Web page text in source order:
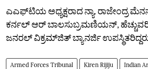
ಎಎಫ್‌ಟಿಯ ಅಧ್ಯಕ್ಷರಾದ ನ್ಯಾ. ರಾಜೇಂದ್ರ
ಕರ್ನಲ್‌ ಆರ್‌ ಬಾಲಸುಬ್ರಮಣಿಯನ್‌,
ಜನರಲ್‌ ವಿಕ್ರಮ್‌ಜಿತ್‌ ಬ್ಯಾನರ್ಜಿ
Armed Forces Tribunal Kiren Rijiju Indian